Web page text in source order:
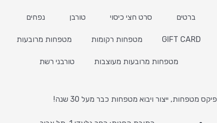
ברטים סרט חצי כיסוי טורבן נפחים
GIFT CARD מטפחות רקומות מטפחות מרובעות
מטפחות מרובעות מעוצבות טורבני רשת
פיקס מטפחות, ייצור ויבוא מטפחות כבר מעל 30 שנה!